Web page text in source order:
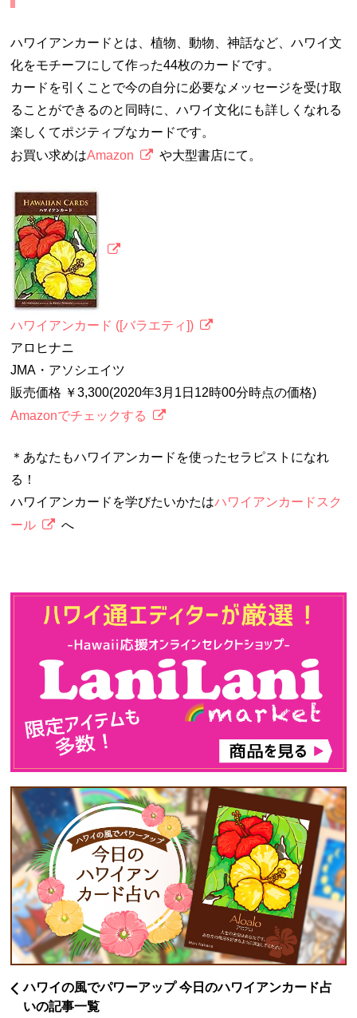
ハワイアンカードとは、植物、動物、神話など、ハワイ文
化をモチーフにして作った44枚のカードです。
カードを引くことで今の自分に必要なメッセージを受け取
ることができるのと同時に、ハワイ文化にも詳しくなれる
楽しくてポジティブなカードです。
お買い求めはAmazon や大型書店にて。
ハワイアンカード ([バラエティ])
アロヒナニ
JMA・アソシエイツ
販売価格 ￥3,300(2020年3月1日12時00分時点の価格)
Amazonでチェックする
＊あなたもハワイアンカードを使ったセラピストになれ
る！
ハワイアンカードを学びたいかたはハワイアンカードスク
ール
へ
ハワイの風でパワーアップ 今日のハワイアンカード占
いの記事一覧